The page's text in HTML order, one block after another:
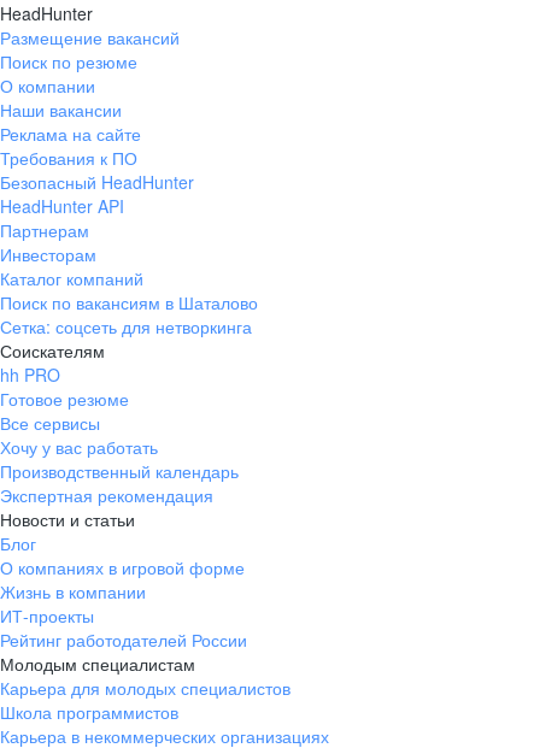
HeadHunter
Размещение вакансий
Поиск по резюме
О компании
Наши вакансии
Реклама на сайте
Требования к ПО
Безопасный HeadHunter
HeadHunter API
Партнерам
Инвесторам
Каталог компаний
Поиск по вакансиям в Шаталово
Сетка: соцсеть для нетворкинга
Соискателям
hh PRO
Готовое резюме
Все сервисы
Хочу у вас работать
Производственный календарь
Экспертная рекомендация
Новости и статьи
Блог
О компаниях в игровой форме
Жизнь в компании
ИТ-проекты
Рейтинг работодателей России
Молодым специалистам
Карьера для молодых специалистов
Школа программистов
Карьера в некоммерческих организациях